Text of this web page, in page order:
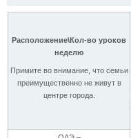
Расположение\Кол-во уроков
неделю
Примите во внимание, что семьи
преимущественно не живут в
центре города.